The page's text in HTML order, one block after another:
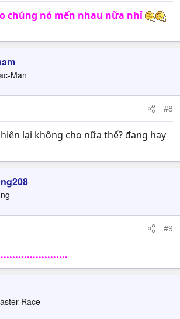
chúng nó mến nhau nữa nhỉ
Man
#8
lại không cho nữa thế? đang hay
#9
Race